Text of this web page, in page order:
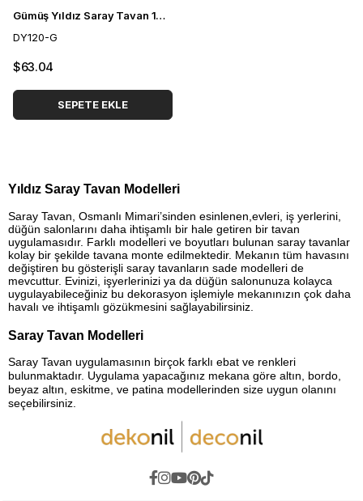
Gümüş Yıldız Saray Tavan 120 cm
DY120-G
$63.04
SEPETE EKLE
Yıldız Saray Tavan Modelleri
Saray Tavan, Osmanlı Mimari’sinden esinlenen,evleri, iş yerlerini,
düğün salonlarını daha ihtişamlı bir hale getiren bir tavan
uygulamasıdır. Farklı modelleri ve boyutları bulunan saray tavanlar
kolay bir şekilde tavana monte edilmektedir. Mekanın tüm havasını
değiştiren bu gösterişli saray tavanların sade modelleri de
mevcuttur. Evinizi, işyerlerinizi ya da düğün salonunuza kolayca
uygulayabileceğiniz bu dekorasyon işlemiyle mekanınızın çok daha
havalı ve ihtişamlı gözükmesini sağlayabilirsiniz.
Saray Tavan Modelleri
Saray Tavan uygulamasının birçok farklı ebat ve renkleri
bulunmaktadır. Uygulama yapacağınız mekana göre altın, bordo,
beyaz altın, eskitme, ve patina modellerinden size uygun olanını
seçebilirsiniz.